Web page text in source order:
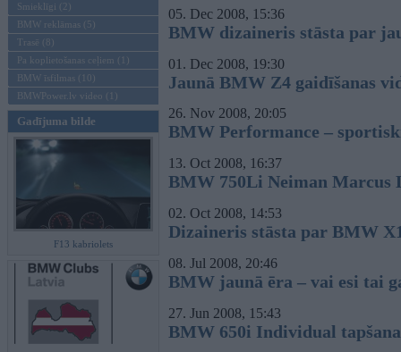
Smieklīgi (2)
BMW reklāmas (5)
Trasē (8)
Pa koplietošanas ceļiem (1)
BMW īsfilmas (10)
BMWPower.lv video (1)
Gadījuma bilde
F13 kabriolets
05. Dec 2008, 15:36
BMW dizaineris stāsta par
01. Dec 2008, 19:30
Jaunā BMW Z4 gaidīšanas
26. Nov 2008, 20:05
BMW Performance –
13. Oct 2008, 16:37
BMW 750Li Neiman Marcus
02. Oct 2008, 14:53
Dizaineris stāsta par BMW
08. Jul 2008, 20:46
BMW jaunā ēra – vai esi tai
27. Jun 2008, 15:43
BMW 650i Individual